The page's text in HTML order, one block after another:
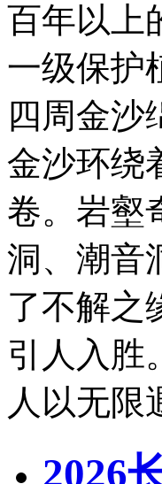
百年以上
一级保护
四周金沙
金沙环绕
卷。岩壑
洞、潮音
了不解之
引人入胜
人以无限
2026